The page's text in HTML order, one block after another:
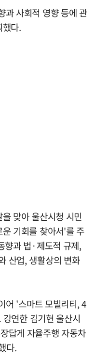
과 사회적 영향 등에 관
다.
맞아 울산시청 시민
기회를 찾아서'를 주
향과 법·제도적 규제,
산업, 생활상의 변화
어 '스마트 모빌리티, 4
연한 김기현 울산시
답게 자율주행 자동차
다.